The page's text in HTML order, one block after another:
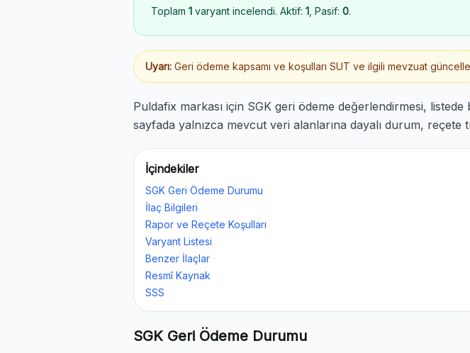
Toplam 1 varyant incelendi. Aktif: 1 , Pasif: 0.
Uyarı: Geri ödeme kapsamı ve koşulları SUT ve ilgili mevzuat
Puldafix markası için SGK geri ödeme değerlendirmesi,
sayfada yalnızca mevcut veri alanlarına dayalı durum, reçete
İçindekiler
SGK Geri Ödeme Durumu
İlaç Bilgileri
Rapor ve Reçete Koşulları
Varyant Listesi
Benzer İlaçlar
Resmî Kaynak
SSS
SGK Geri Ödeme Durumu